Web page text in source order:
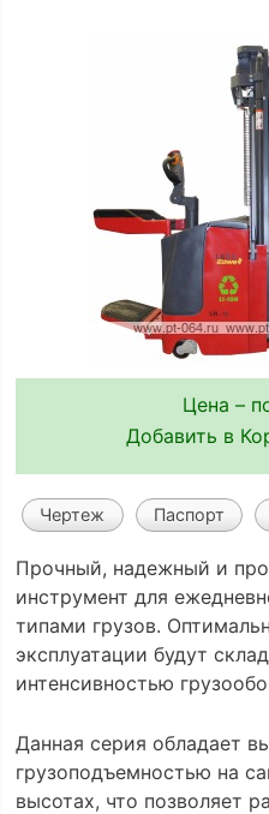
Цена –
Добавить в
Чертеж Паспорт
Прочный, надежный и
инструмент для
типами грузов.
эксплуатации будут
интенсивностью
Данная серия обладает
грузоподъемностью на
высотах, что позволяет